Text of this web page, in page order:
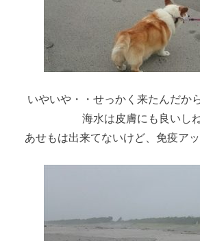
いやいや・・せっかく来たんだか
海水は皮膚にも良いし
あせもは出来てないけど、免疫ア